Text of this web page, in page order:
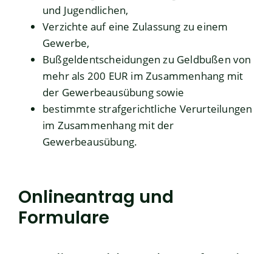
und Jugendlichen,
Verzichte auf eine Zulassung zu einem
Gewerbe,
Bußgeldentscheidungen zu Geldbußen von
mehr als 200 EUR im Zusammenhang mit
der Gewerbeausübung sowie
bestimmte strafgerichtliche Verurteilungen
im Zusammenhang mit der
Gewerbeausübung.
Onlineantrag und
Formulare